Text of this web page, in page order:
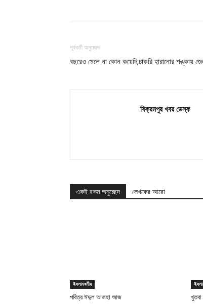
পূর্ববর্তী অনুচ্ছেদ
বছরেও মেলে না কোন কয়েদি,চাকরি হারানোর শঙ্কায়
বিক্রমপুর খবর ডেস্ক
একই রকম অনুচ্ছেদ লেখকের আরো
ইসলামধর্মীয়
পবিত্র ঈদুল আজহা আজ